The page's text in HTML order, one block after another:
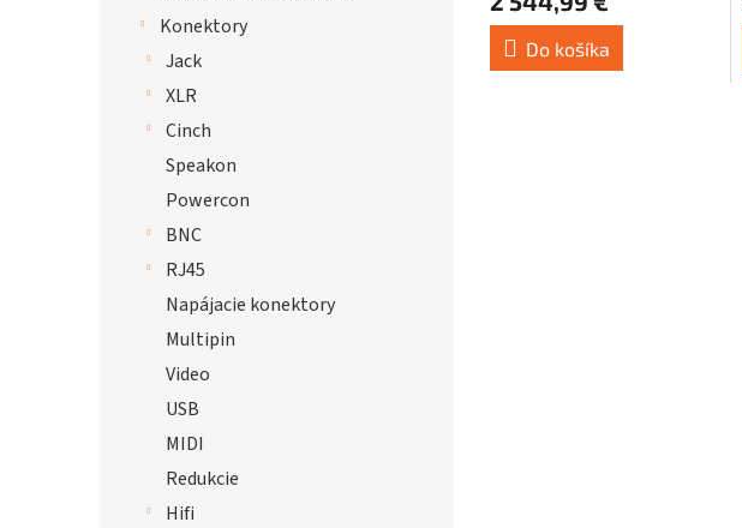
Konektory
Jack
XLR
Cinch
Speakon
Powercon
BNC
RJ45
Napájacie konektory
Multipin
Video
USB
MIDI
Redukcie
Hifi
Do košíka